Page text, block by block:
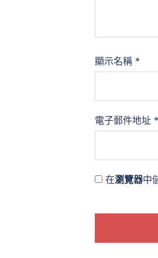
顯示名稱 *
電子郵件地址 *
在瀏覽器中